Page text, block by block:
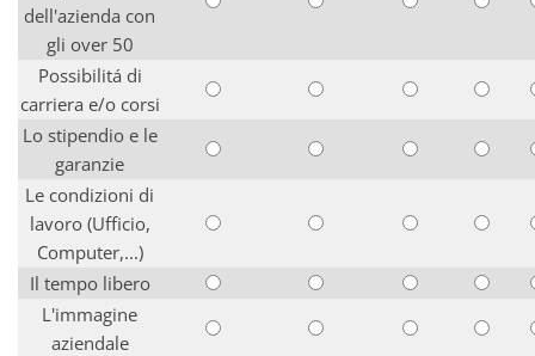
dell'azienda con
gli over 50
Possibilitá di
carriera e/o corsi
Lo stipendio e le
garanzie
Le condizioni di
lavoro (Ufficio,
Computer,...)
Il tempo libero
L'immagine
aziendale